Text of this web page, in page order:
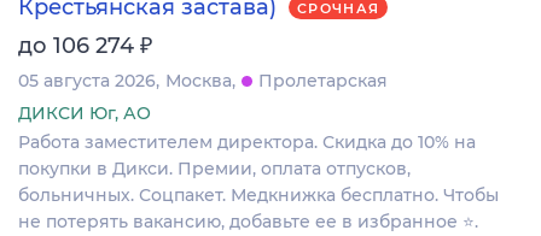
Крестьянская застава)
СРОЧНАЯ
до 106 274 ₽
05 августа 2026 Москва
Пролетарская
ДИКСИ Юг, АО
Работа заместителем директора. Скидка до 10% на
покупки в Дикси. Премии, оплата отпусков,
больничных. Соцпакет. Медкнижка бесплатно. Чтобы
не потерять вакансию, добавьте ее в избранное ⭐.